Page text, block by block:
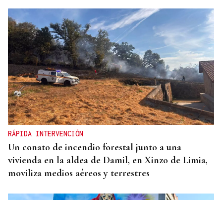
RÁPIDA INTERVENCIÓN
Un conato de incendio forestal junto a una
vivienda en la aldea de Damil, en Xinzo de Limia,
moviliza medios aéreos y terrestres